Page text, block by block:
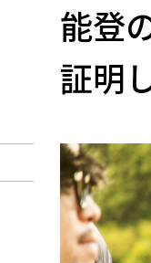
能登
証明